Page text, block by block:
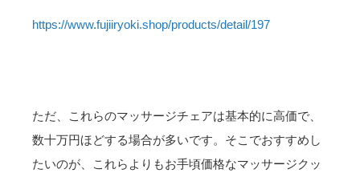
https://www.fujiiryoki.shop/products/detail/197
ただ、これらのマッサージチェアは基本的に高価で、
数十万円ほどする場合が多いです。そこでおすすめし
たいのが、これらよりもお手頃価格なマッサージクッ